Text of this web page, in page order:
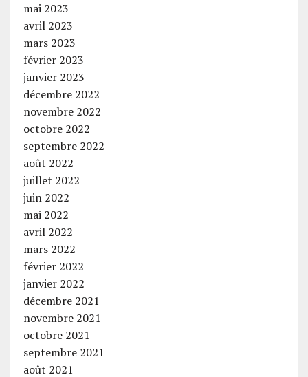
mai 2023
avril 2023
mars 2023
février 2023
janvier 2023
décembre 2022
novembre 2022
octobre 2022
septembre 2022
août 2022
juillet 2022
juin 2022
mai 2022
avril 2022
mars 2022
février 2022
janvier 2022
décembre 2021
novembre 2021
octobre 2021
septembre 2021
août 2021